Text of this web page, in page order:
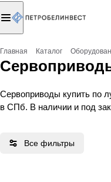
Главная Каталог
Сервоприводы купить по
в СПб. В наличии и под
Все фильтры